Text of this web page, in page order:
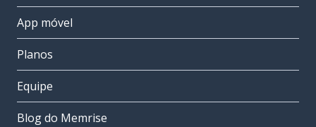
App móvel
Planos
Equipe
Blog do Memrise